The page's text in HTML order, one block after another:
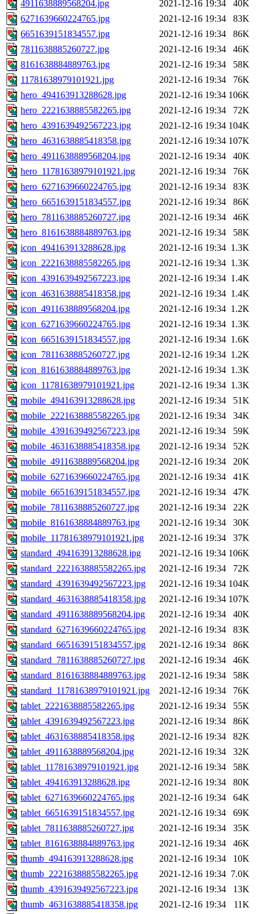
4911638889568204.jpg 2021-12-16 19:34
40K
6271639660224765.jpg
2021-12-16 19:34
83K
6651639151834557.jpg
2021-12-16 19:34
86K
7811638885260727.jpg
2021-12-16 19:34
46K
8161638884889763.jpg
2021-12-16 19:34
58K
11781638979101921.jpg
2021-12-16 19:34
76K
hero_494163913288628.jpg
2021-12-16 19:34 106K
hero_2221638885582265.jpg
2021-12-16 19:34
72K
hero_4391639492567223.jpg
2021-12-16 19:34 104K
hero_4631638885418358.jpg
2021-12-16 19:34 107K
hero_4911638889568204.jpg
2021-12-16 19:34
40K
hero_11781638979101921.jpg
2021-12-16 19:34
76K
hero_6271639660224765.jpg
2021-12-16 19:34
83K
hero_6651639151834557.jpg
2021-12-16 19:34
86K
hero_7811638885260727.jpg
2021-12-16 19:34
46K
hero_8161638884889763.jpg
2021-12-16 19:34
58K
icon_494163913288628.jpg
2021-12-16 19:34 1.3K
icon_2221638885582265.jpg
2021-12-16 19:34 1.3K
icon_4391639492567223.jpg
2021-12-16 19:34 1.4K
icon_4631638885418358.jpg
2021-12-16 19:34 1.4K
icon_4911638889568204.jpg
2021-12-16 19:34 1.2K
icon_6271639660224765.jpg
2021-12-16 19:34 1.3K
icon_6651639151834557.jpg
2021-12-16 19:34 1.6K
icon_7811638885260727.jpg
2021-12-16 19:34 1.2K
icon_8161638884889763.jpg
2021-12-16 19:34 1.3K
icon_11781638979101921.jpg
2021-12-16 19:34 1.3K
mobile_494163913288628.jpg
2021-12-16 19:34
51K
mobile_2221638885582265.jpg
2021-12-16 19:34
34K
mobile_4391639492567223.jpg
2021-12-16 19:34
59K
mobile_4631638885418358.jpg
2021-12-16 19:34
52K
mobile_4911638889568204.jpg
2021-12-16 19:34
20K
mobile_6271639660224765.jpg
2021-12-16 19:34
41K
mobile_6651639151834557.jpg
2021-12-16 19:34
47K
mobile_7811638885260727.jpg
2021-12-16 19:34
22K
mobile_8161638884889763.jpg
2021-12-16 19:34
30K
mobile_11781638979101921.jpg
2021-12-16 19:34
37K
standard_494163913288628.jpg
2021-12-16 19:34 106K
standard_2221638885582265.jpg
2021-12-16 19:34
72K
standard_4391639492567223.jpg
2021-12-16 19:34 104K
standard_4631638885418358.jpg
2021-12-16 19:34 107K
standard_4911638889568204.jpg
2021-12-16 19:34
40K
standard_6271639660224765.jpg
2021-12-16 19:34
83K
standard_6651639151834557.jpg
2021-12-16 19:34
86K
standard_7811638885260727.jpg
2021-12-16 19:34
46K
standard_8161638884889763.jpg
2021-12-16 19:34
58K
standard_11781638979101921.jpg
2021-12-16 19:34
76K
tablet_2221638885582265.jpg
2021-12-16 19:34
55K
tablet_4391639492567223.jpg
2021-12-16 19:34
86K
tablet_4631638885418358.jpg
2021-12-16 19:34
82K
tablet_4911638889568204.jpg
2021-12-16 19:34
32K
tablet_11781638979101921.jpg
2021-12-16 19:34
58K
tablet_494163913288628.jpg
2021-12-16 19:34
80K
tablet_6271639660224765.jpg
2021-12-16 19:34
64K
tablet_6651639151834557.jpg
2021-12-16 19:34
69K
tablet_7811638885260727.jpg
2021-12-16 19:34
35K
tablet_8161638884889763.jpg
2021-12-16 19:34
46K
thumb_494163913288628.jpg
2021-12-16 19:34
10K
thumb_2221638885582265.jpg
2021-12-16 19:34 7.0K
thumb_4391639492567223.jpg
2021-12-16 19:34
13K
thumb_4631638885418358.jpg
2021-12-16 19:34
11K